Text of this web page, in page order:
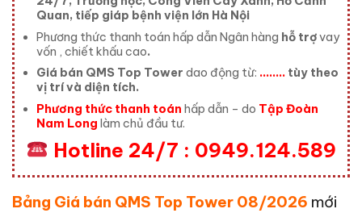
Quan, tiếp giáp bệnh viện lớn Hà Nội
Phương thức thanh toán hấp dẫn Ngân hàng hỗ trợvay
vốn , chiết khấu cao.
Giá bán QMS Top Tower dao động từ: ……..tùy theo
vị trí và diện tích.
Phương thức thanh toán hấp dẫn – do Tập Đoàn
Nam Long làm chủ đầu tư.
Hotline 24/7 : 0949.124.589
Bảng Giá bán QMS Top Tower 08/2026 mới